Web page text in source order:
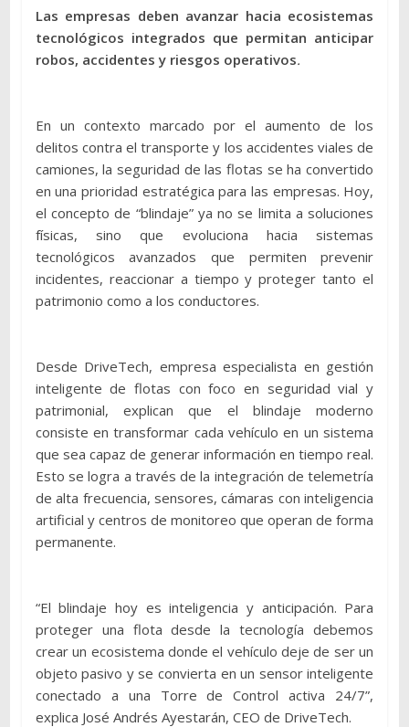
Las empresas deben avanzar hacia ecosistemas
tecnológicos integrados que permitan anticipar
robos, accidentes y riesgos operativos.
En un contexto marcado por el aumento de los
delitos contra el transporte y los accidentes viales de
camiones, la seguridad de las flotas se ha convertido
en una prioridad estratégica para las empresas. Hoy,
el concepto de “blindaje” ya no se limita a soluciones
físicas, sino que evoluciona hacia sistemas
tecnológicos avanzados que permiten prevenir
incidentes, reaccionar a tiempo y proteger tanto el
patrimonio como a los conductores.
Desde DriveTech, empresa especialista en gestión
inteligente de flotas con foco en seguridad vial y
patrimonial, explican que el blindaje moderno
consiste en transformar cada vehículo en un sistema
que sea capaz de generar información en tiempo real.
Esto se logra a través de la integración de telemetría
de alta frecuencia, sensores, cámaras con inteligencia
artificial y centros de monitoreo que operan de forma
permanente.
“El blindaje hoy es inteligencia y anticipación. Para
proteger una flota desde la tecnología debemos
crear un ecosistema donde el vehículo deje de ser un
objeto pasivo y se convierta en un sensor inteligente
conectado a una Torre de Control activa 24/7”,
explica José Andrés Ayestarán, CEO de DriveTech.